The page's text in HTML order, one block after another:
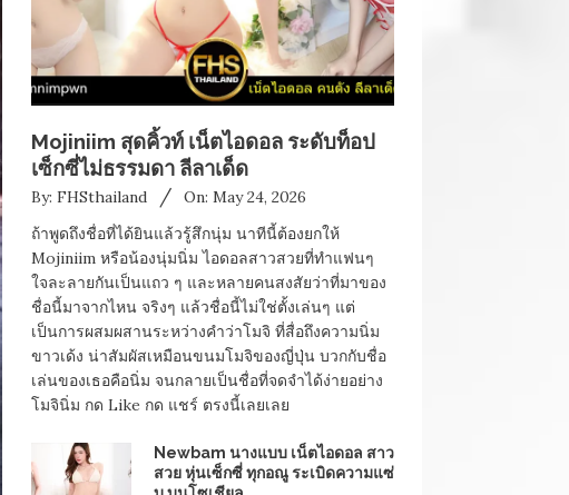
Mojiniim สุดคิ้วท์ เน็ตไอดอล ระดับท็อป
เซ็กซี่ไม่ธรรมดา ลีลาเด็ด
By: FHSthailand On: May 24, 2026
ถ้าพูดถึงชื่อที่ได้ยินแล้วรู้สึกนุ่ม นาทีนี้ต้องยกให้
Mojiniim หรือน้องนุ่มนิ่ม ไอดอลสาวสวยที่ทำแฟนๆ
ใจละลายกันเป็นแถว ๆ และหลายคนสงสัยว่าที่มาของ
ชื่อนี้มาจากไหน จริงๆ แล้วชื่อนี้ไม่ใช่ตั้งเล่นๆ แต่
เป็นการผสมผสานระหว่างคำว่าโมจิ ที่สื่อถึงความนิ่ม
ขาวเด้ง น่าสัมผัสเหมือนขนมโมจิของญี่ปุ่น บวกกับชื่อ
เล่นของเธอคือนิ่ม จนกลายเป็นชื่อที่จดจำได้ง่ายอย่าง
โมจินิ่ม กด Like กด แชร์ ตรงนี้เลยเลย
Newbam นางแบบ เน็ตไอดอล สาว
สวย หุ่นเซ็กซี่ ทุกอณู ระเบิดความแซ่